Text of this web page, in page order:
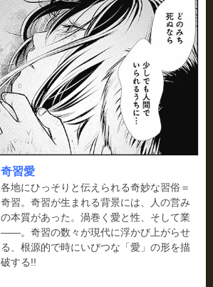
奇習愛
各地にひっそりと伝えられる奇妙な習俗＝
奇習。奇習が生まれる背景には、人の営み
の本質があった。渦巻く愛と性、そして業
――。奇習の数々が現代に浮かび上がらせ
る、根源的で時にいびつな「愛」の形を描
破する!!